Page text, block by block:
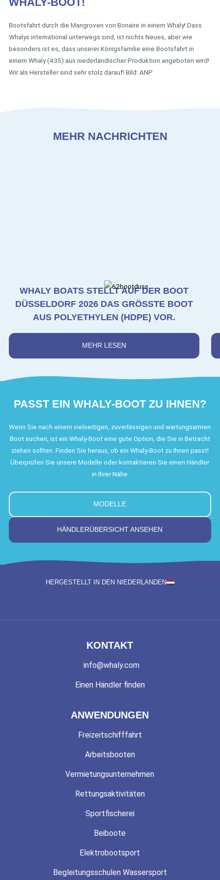
Bootsfahrt durch die Mangroven von Bonaire in einem Whaly! Dass
Whalys international unterwegs sind, ist nichts Neues, aber wie
besonders ist es, dass unserer Königsfamilie eine Bootsfahrt in
einem Whaly (435) aus niederländischer Produktion angeboten wird!
Wir als Hersteller sind sehr stolz darauf! Bild: ANP
MEHR NACHRICHTEN
WHALY BOATS STELLT AUF DER BOOT
DÜSSELDORF 2026 DAS GRÖSSTE BOOT A
US POLYETHYLEN (HDPE) VOR.
MEHR LESEN
PASST EIN WHALY-BOOT ZU IHNEN?
Wenn Sie nach einem vielseitigen, zuverlässigen und wartungsarmen
Boot suchen, ist ein Whaly-Boot eine gute Option, die Sie in Betracht
ziehen sollten. Finden Sie heraus, ob ein Whaly-Boot zu Ihnen passt!
Überprüfen Sie unsere Modelle oder kontaktieren Sie einen Händler
in Ihrer Nähe
MODELLE
HÄNDLERÜBERSICHT ANSEHEN
HERGESTELLT IN DEN NIEDERLANDEN
KONTAKT
info@whaly.com
Einen Händler finden
ANWENDUNGEN
Freizeitschifffahrt
Arbeitsbooten
Vermietungsunternehmen
Rettungsaktivitäten
Sportfischerei
Beiboote
Elektrobootsport
Begleitungsschulen Wassersport